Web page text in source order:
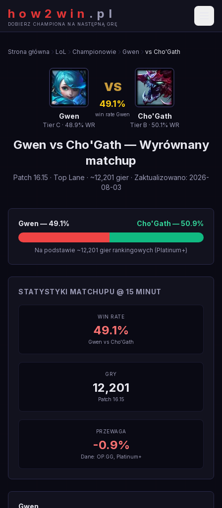
how2win . pl
DOBIERZ CHAMPIONA NA NASTĘPNĄ GRĘ
Strona główna LoL Championowie Gwen vs Cho'Gath
Gwen
Tier C · 48.9% WR
VS
49.1%
win rate Gwen Cho'Gath
Tier B · 50.1% WR
Gwen vs Cho'Gath — Wyrównany
matchup
Patch 16.15 · Top Lane · ~12,201 gier· Zaktualizowano: 2026-
08-03
Gwen — 49.1% Cho'Gath —50.9%
Na podstawie ~12,201 gier rankingowych (Platinum+)
STATYSTYKI MATCHUPU @ 15 MINUT
WIN RATE
49.1%
Gwen vs Cho'Gath
GRY
12,201
Patch 16.15
PRZEWAGA
-0.9%
Dane: OP.GG, Platinum+
Gwen